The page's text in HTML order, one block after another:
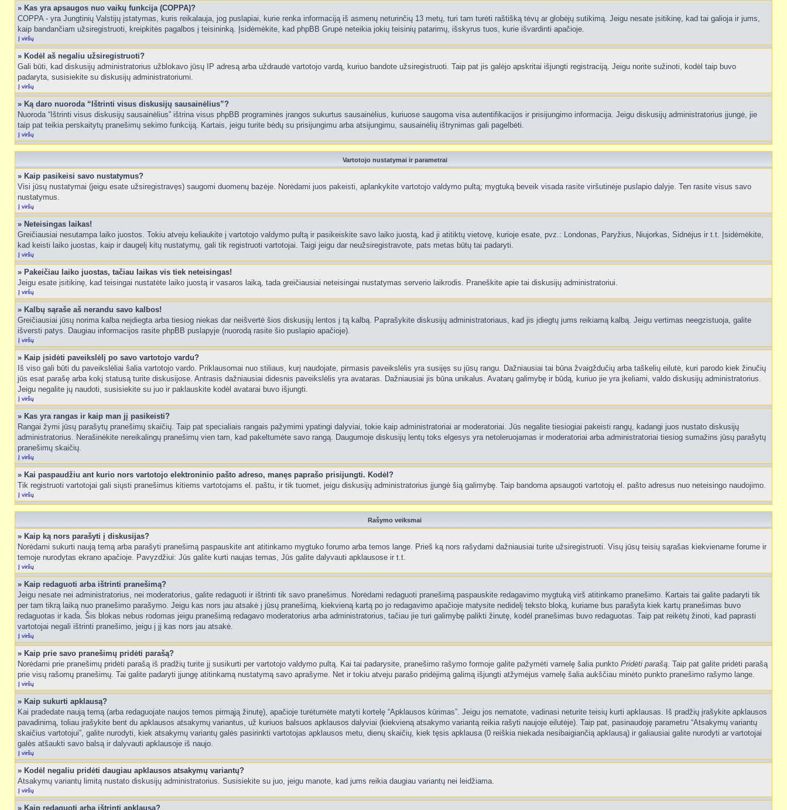
» Kas yra apsaugos nuo vaikų funkcija (COPPA)?
COPPA - yra Jungtinių Valstijų įstatymas, kuris reikalauja, jog puslapiai, kurie renka informaciją iš asmenų neturinčių 13 metų, turi tam turėti raštišką tėvų ar globėjų sutikimą. Jeigu nesate įsitikinę, kad tai galioja ir jums,
kaip bandančiam užsiregistruoti, kreipkitės pagalbos į teisininką. Įsidėmėkite, kad phpBB Grupė neteikia jokių teisinių patarimų, išskyrus tuos, kurie išvardinti apačioje.
Į viršų
» Kodėl aš negaliu užsiregistruoti?
Gali būti, kad diskusijų administratorius užblokavo jūsų IP adresą arba uždraudė vartotojo vardą, kuriuo bandote užsiregistruoti. Taip pat jis galėjo apskritai išjungti registraciją. Jeigu norite sužinoti, kodėl taip buvo
padaryta, susisiekite su diskusijų administratoriumi.
Į viršų
» Ką daro nuoroda “Ištrinti visus diskusijų sausainėlius”?
Nuoroda “Ištrinti visus diskusijų sausainėlius” ištrina visus phpBB programinės įrangos sukurtus sausainėlius, kuriuose saugoma visa autentifikacijos ir prisijungimo informacija. Jeigu diskusijų administratorius įjungė, jie
taip pat teikia perskaitytų pranešimų sekimo funkciją. Kartais, jeigu turite bėdų su prisijungimu arba atsijungimu, sausainėlių ištrynimas gali pagelbėti.
Į viršų
Vartotojo nustatymai ir parametrai
» Kaip pasikeisi savo nustatymus?
Visi jūsų nustatymai (jeigu esate užsiregistravęs) saugomi duomenų bazėje. Norėdami juos pakeisti, aplankykite vartotojo valdymo pultą; mygtuką beveik visada rasite viršutinėje puslapio dalyje. Ten rasite visus savo
nustatymus.
Į viršų
» Neteisingas laikas!
Greičiausiai nesutampa laiko juostos. Tokiu atveju keliaukite į vartotojo valdymo pultą ir pasikeiskite savo laiko juostą, kad ji atitiktų vietovę, kurioje esate, pvz.: Londonas, Paryžius, Niujorkas, Sidnėjus ir t.t. Įsidėmėkite,
kad keisti laiko juostas, kaip ir daugelį kitų nustatymų, gali tik registruoti vartotojai. Taigi jeigu dar neužsiregistravote, pats metas būtų tai padaryti.
Į viršų
» Pakeičiau laiko juostas, tačiau laikas vis tiek neteisingas!
Jeigu esate įsitikinę, kad teisingai nustatėte laiko juostą ir vasaros laiką, tada greičiausiai neteisingai nustatymas serverio laikrodis. Praneškite apie tai diskusijų administratoriui.
Į viršų
» Kalbų sąraše aš nerandu savo kalbos!
Greičiausiai jūsų norima kalba neįdiegta arba tiesiog niekas dar neišvertė šios diskusijų lentos į tą kalbą. Paprašykite diskusijų administratoriaus, kad jis įdiegtų jums reikiamą kalbą. Jeigu vertimas neegzistuoja, galite
išversti patys. Daugiau informacijos rasite phpBB puslapyje (nuorodą rasite šio puslapio apačioje).
Į viršų
» Kaip įsidėti paveikslėlį po savo vartotojo vardu?
Iš viso gali būti du paveikslėliai šalia vartotojo vardo. Priklausomai nuo stiliaus, kurį naudojate, pirmasis paveikslėlis yra susijęs su jūsų rangu. Dažniausiai tai būna žvaigždučių arba taškelių eilutė, kuri parodo kiek žinučių
jūs esat parašę arba kokį statusą turite diskusijose. Antrasis dažniausiai didesnis paveikslėlis yra avataras. Dažniausiai jis būna unikalus. Avatarų galimybę ir būdą, kuriuo jie yra įkeliami, valdo diskusijų administratorius.
Jeigu negalite jų naudoti, susisiekite su juo ir paklauskite kodėl avatarai buvo išjungti.
Į viršų
» Kas yra rangas ir kaip man jį pasikeisti?
Rangai žymi jūsų parašytų pranešimų skaičių. Taip pat specialiais rangais pažymimi ypatingi dalyviai, tokie kaip administratoriai ar moderatoriai. Jūs negalite tiesiogiai pakeisti rangų, kadangi juos nustato diskusijų
administratorius. Nerašinėkite nereikalingų pranešimų vien tam, kad pakeltumėte savo rangą. Daugumoje diskusijų lentų toks elgesys yra netoleruojamas ir moderatoriai arba administratoriai tiesiog sumažins jūsų parašytų
pranešimų skaičių.
Į viršų
» Kai paspaudžiu ant kurio nors vartotojo elektroninio pašto adreso, manęs paprašo prisijungti. Kodėl?
Tik registruoti vartotojai gali siųsti pranešimus kitiems vartotojams el. paštu, ir tik tuomet, jeigu diskusijų administratorius įjungė šią galimybę. Taip bandoma apsaugoti vartotojų el. pašto adresus nuo neteisingo naudojimo.
Į viršų
Rašymo veiksmai
» Kaip ką nors parašyti į diskusijas?
Norėdami sukurti naują temą arba parašyti pranešimą paspauskite ant atitinkamo mygtuko forumo arba temos lange. Prieš ką nors rašydami dažniausiai turite užsiregistruoti. Visų jūsų teisių sąrašas kiekviename forume ir
temoje nurodytas ekrano apačioje. Pavyzdžiui: Jūs galite kurti naujas temas, Jūs galite dalyvauti apklausose ir t.t.
Į viršų
» Kaip redaguoti arba ištrinti pranešimą?
Jeigu nesate nei administratorius, nei moderatorius, galite redaguoti ir ištrinti tik savo pranešimus. Norėdami redaguoti pranešimą paspauskite redagavimo mygtuką virš atitinkamo pranešimo. Kartais tai galite padaryti tik
per tam tikrą laiką nuo pranešimo parašymo. Jeigu kas nors jau atsakė į jūsų pranešimą, kiekvieną kartą po jo redagavimo apačioje matysite nedidelį teksto bloką, kuriame bus parašyta kiek kartų pranešimas buvo
redaguotas ir kada. Šis blokas nebus rodomas jeigu pranešimą redagavo moderatorius arba administratorius, tačiau jie turi galimybę palikti žinutę, kodėl pranešimas buvo redaguotas. Taip pat reikėtų žinoti, kad paprasti
vartotojai negali ištrinti pranešimo, jeigu į jį kas nors jau atsakė.
Į viršų
» Kaip prie savo pranešimų pridėti parašą?
Norėdami prie pranešimų pridėti parašą iš pradžių turite jį susikurti per vartotojo valdymo pultą. Kai tai padarysite, pranešimo rašymo formoje galite pažymėti varnelę šalia punkto Pridėti parašą. Taip pat galite pridėti parašą
prie visų rašomų pranešimų. Tai galite padaryti įjungę atitinkamą nustatymą savo aprašyme. Net ir tokiu atveju parašo pridėjimą galimą išjungti atžymėjus varnelę šalia aukščiau minėto punkto pranešimo rašymo lange.
Į viršų
» Kaip sukurti apklausą?
Kai pradedate naują temą (arba redaguojate naujos temos pirmąją žinutę), apačioje turėtumėte matyti kortelę “Apklausos kūrimas”. Jeigu jos nematote, vadinasi neturite teisių kurti apklausas. Iš pradžių įrašykite apklausos
pavadinimą, toliau įrašykite bent du apklausos atsakymų variantus, už kuriuos balsuos apklausos dalyviai (kiekvieną atsakymo variantą reikia rašyti naujoje eilutėje). Taip pat, pasinaudoję parametru “Atsakymų variantų
skaičius vartotojui”, galite nurodyti, kiek atsakymų variantų galės pasirinkti vartotojas apklausos metu, dienų skaičių, kiek tęsis apklausa (0 reiškia niekada nesibaigiančią apklausą) ir galiausiai galite nurodyti ar vartotojai
galės atšaukti savo balsą ir dalyvauti apklausoje iš naujo.
Į viršų
» Kodėl negaliu pridėti daugiau apklausos atsakymų variantų?
Atsakymų variantų limitą nustato diskusijų administratorius. Susisiekite su juo, jeigu manote, kad jums reikia daugiau variantų nei leidžiama.
Į viršų
» Kaip redaguoti arba ištrinti apklausą?